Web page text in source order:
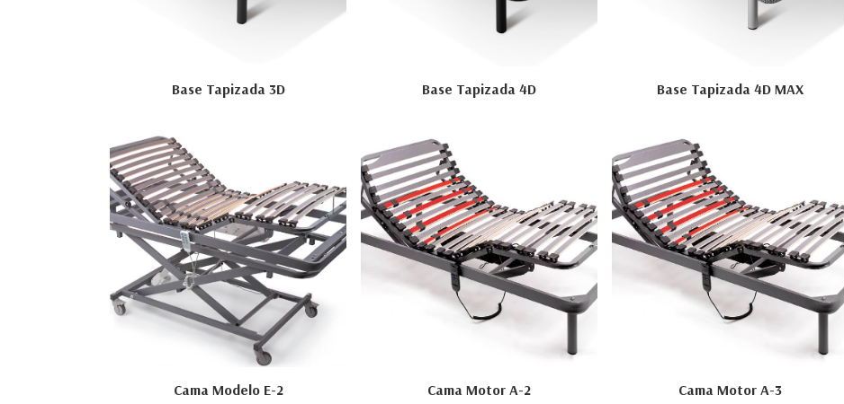
Base Tapizada 3D Base Tapizada 4D Base Tapizada 4D MAX
Cama Modelo E-2 Cama Motor A-2 Cama Motor A-3